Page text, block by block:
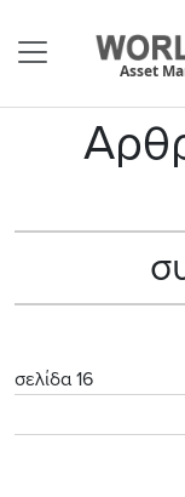
Asset
σελίδα 16